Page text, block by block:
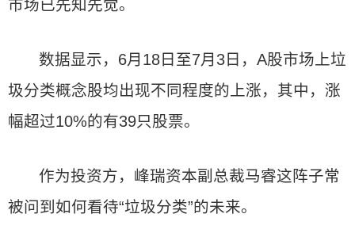
市场已先知先觉。
数据显示，6月18日至7月3日，A股市场上垃
圾分类概念股均出现不同程度的上涨，其中，涨
幅超过10%的有39只股票。
作为投资方，峰瑞资本副总裁马睿这阵子常
被问到如何看待“垃圾分类”的未来。